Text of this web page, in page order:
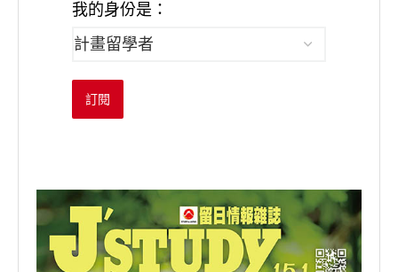
我的身份是：
訂閱